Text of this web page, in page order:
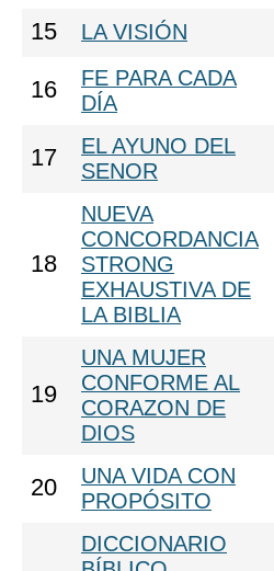
15 LA VISIÓN
16
FE PARA CADA
DÍA
17
EL AYUNO DEL
SENOR
18
NUEVA
CONCORDANCIA
STRONG
EXHAUSTIVA DE
LA BIBLIA
19
UNA MUJER
CONFORME AL
CORAZON DE
DIOS
20
UNA VIDA CON
PROPÓSITO
DICCIONARIO